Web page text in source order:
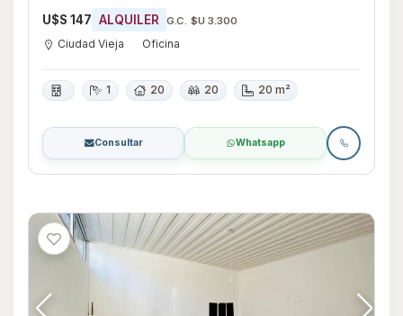
U$S 147 ALQUILER G.C. $U 3.300
Ciudad Vieja Oficina
1 20 20 20 m²
Consultar Whatsapp